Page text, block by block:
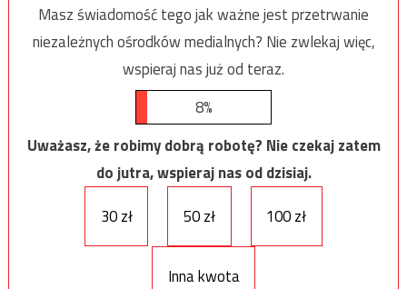
Masz świadomość tego jak ważne jest przetrwanie
niezależnych ośrodków medialnych? Nie zwlekaj więc,
wspieraj nas już od teraz.
8%
Uważasz, że robimy dobrą robotę? Nie czekaj zatem
do jutra, wspieraj nas od dzisiaj.
30 zł
50 zł 100 zł
Inna kwota